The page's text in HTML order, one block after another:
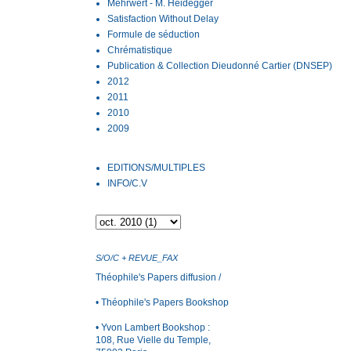
Mehrwert - M. Heidegger
Satisfaction Without Delay
Formule de séduction
Chrématistique
Publication & Collection Dieudonné Cartier (DNSEP)
2012
2011
2010
2009
EDITIONS/MULTIPLES
INFO/C.V
S/O/C + REVUE_FAX
Théophile's Papers diffusion /
• Théophile's Papers Bookshop
• Yvon Lambert Bookshop :
108, Rue Vielle du Temple,